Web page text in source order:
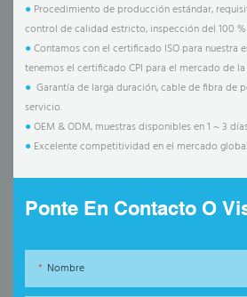
● Procedimiento de producción estándar,
control de calidad estricto, inspección del 100
●Contamos con el certificado ISO para nuestra
tenemos el certificado CPI para el mercado de la
● Garantía de larga duración, cable de fibra de
servicio.
●OEM & ODM, muestras disponibles en 1 ~ 3
● Excelente competitividad en el mercado
Ponte En Contacto O
Nombre